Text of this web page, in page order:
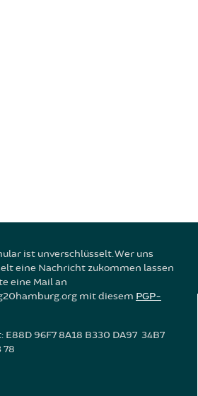
ist unverschlüsselt. Wer uns
eine Nachricht zukommen lassen
eine Mail an
mit diesem PGP-
96F7 8A18 B330 DA97 34B7
78